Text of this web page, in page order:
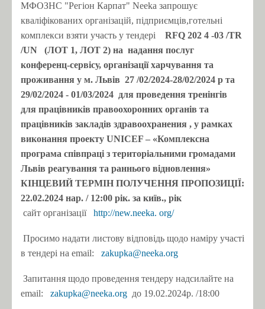
МФОЗНС "Регіон Карпат" Neeka запрошує
кваліфікованих організацій, підприємців,готельні
комплекси взяти участь у тендері RFQ 202 4 -03 /TR
/UN
(ЛОТ 1, ЛОТ 2) на надання послуг
конференц-сервісу, організації харчування та
проживання у м. Львів 27 /02/2024-28/02/2024 р та
29/02/2024 - 01/03/2024 для проведення тренінгів
для працівників правоохоронних органів та
працівників закладів здравоохранения , у рамках
виконання проекту UNICEF – «Комплексна
програма співпраці з територіальними громадами
Львів реагування та раннього відновлення»
КІНЦЕВИЙ ТЕРМІН ПОЛУЧЕННЯ ПРОПОЗИЦІЇ:
22.02.2024 нар. / 12:00 рік. за київ., рік
сайт організації http://new.neeka. org/
Просимо надати листову відповідь щодо наміру участі
в тендері на email: zakupka@neeka.org
Запитання щодо проведення тендеру надсилайте на
email: zakupka@neeka.org до 19.02.2024р. /18:00